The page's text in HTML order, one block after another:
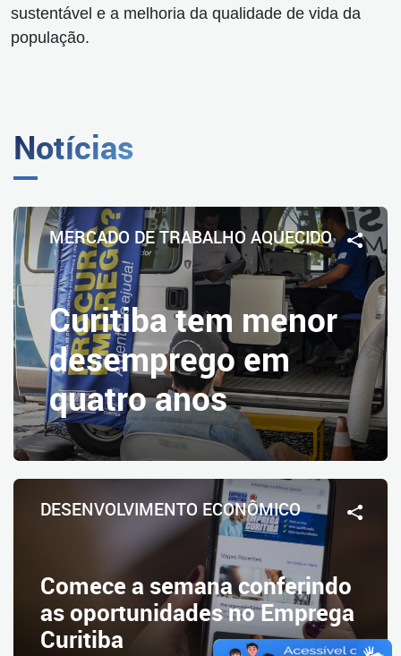
sustentável e a melhoria da qualidade de vida da
população.
Notícias
MERCADO DE TRABALHO AQUECIDO
Curitiba tem menor
desemprego em
quatro anos
DESENVOLVIMENTO ECONÔMICO
Comece a semana conferindo
as oportunidades no Emprega
Curitiba